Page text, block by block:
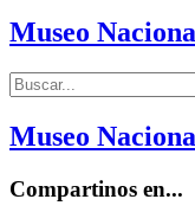
Museo
Buscar:
Museo
Compartinos en...